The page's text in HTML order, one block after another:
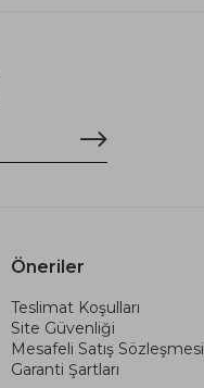
Öneriler
Teslimat Koşulları
Site Güvenliği
Mesafeli Satış Sözleşmesi
Garanti Şartları